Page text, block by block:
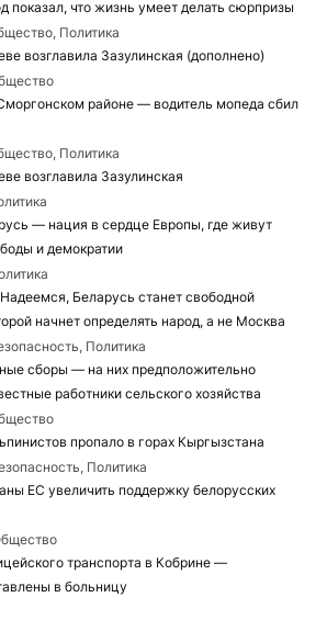
показал, что жизнь умеет делать сюрпризы
Политика
возглавила Зазулинская (дополнено)
районе — водитель мопеда сбил
Политика
возглавила Зазулинская
— нация в сердце Европы, где живут
и демократии
Беларусь станет свободной
начнет определять народ, а не Москва
Политика
сборы — на них предположительно
работники сельского хозяйства
пропало в горах Кыргызстана
Политика
ЕС увеличить поддержку белорусских
транспорта в Кобрине —
в больницу